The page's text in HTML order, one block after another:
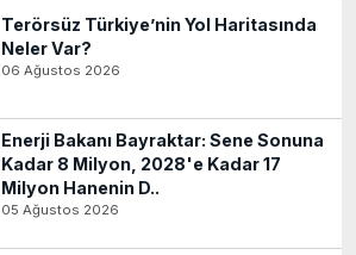
Terörsüz Türkiye’nin Yol Haritasında
Neler Var?
06 Ağustos 2026
Enerji Bakanı Bayraktar: Sene Sonuna
Kadar 8 Milyon, 2028'e Kadar 17
Milyon Hanenin D..
05 Ağustos 2026